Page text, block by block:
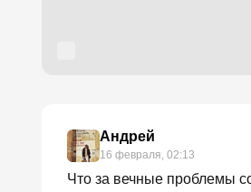
Андрей
16 февраля, 02:13
Что за вечные проблемы